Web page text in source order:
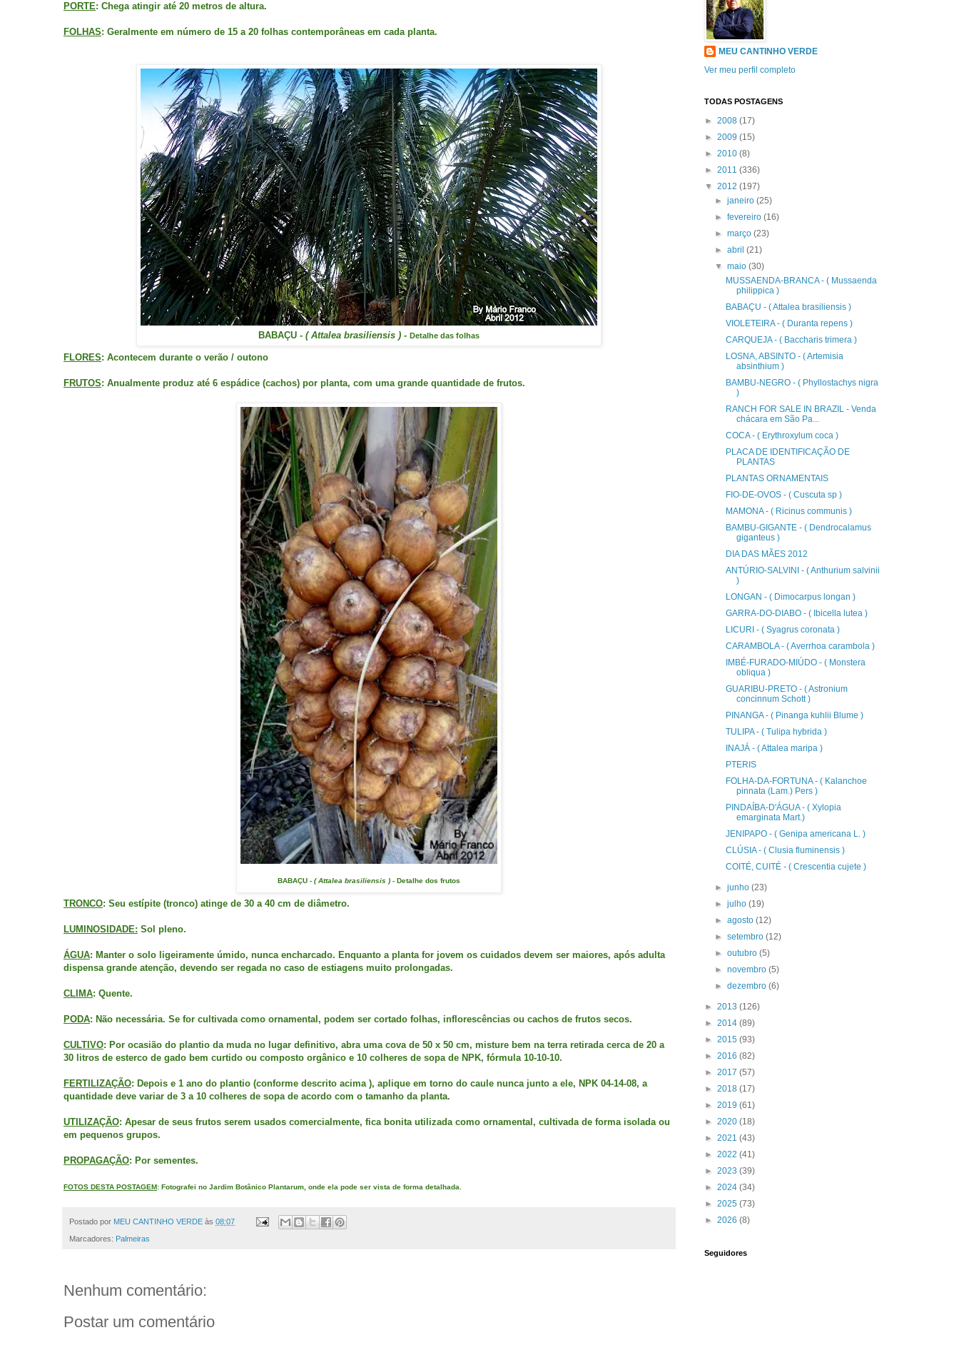
PORTE: Chega atingir até 20 metros de altura.
FOLHAS: Geralmente em número de 15 a 20 folhas contemporâneas em cada planta.
BABAÇU - ( Attalea brasiliensis ) - Detalhe das folhas
FLORES: Acontecem durante o verão / outono
FRUTOS: Anualmente produz até 6 espádice (cachos) por planta, com uma grande quantidade de frutos.
BABAÇU - ( Attalea brasiliensis ) - Detalhe dos frutos
TRONCO: Seu estípite (tronco) atinge de 30 a 40 cm de diâmetro.
LUMINOSIDADE: Sol pleno.
ÁGUA: Manter o solo ligeiramente úmido, nunca encharcado. Enquanto a planta for jovem os cuidados devem ser maiores, após adulta
dispensa grande atenção, devendo ser regada no caso de estiagens muito prolongadas.
CLIMA: Quente.
PODA: Não necessária. Se for cultivada como ornamental, podem ser cortado folhas, inflorescências ou cachos de frutos secos.
CULTIVO: Por ocasião do plantio da muda no lugar definitivo, abra uma cova de 50 x 50 cm, misture bem na terra retirada cerca de 20 a
30 litros de esterco de gado bem curtido ou composto orgânico e 10 colheres de sopa de NPK, fórmula 10-10-10.
FERTILIZAÇÃO: Depois e 1 ano do plantio (conforme descrito acima ), aplique em torno do caule nunca junto a ele, NPK 04-14-08, a
quantidade deve variar de 3 a 10 colheres de sopa de acordo com o tamanho da planta.
UTILIZAÇÃO: Apesar de seus frutos serem usados comercialmente, fica bonita utilizada como ornamental, cultivada de forma isolada ou
em pequenos grupos.
PROPAGAÇÃO: Por sementes.
FOTOS DESTA POSTAGEM: Fotografei no Jardim Botânico Plantarum, onde ela pode ser vista de forma detalhada.
Postado por MEU CANTINHO VERDE às 08:07
Marcadores: Palmeiras
Nenhum comentário:
Postar um comentário
MEU CANTINHO VERDE
Ver meu perfil completo
TODAS POSTAGENS
► 2008 (17)
► 2009 (15)
► 2010 (8)
► 2011 (336)
▼ 2012 (197)
►janeiro(25)
►fevereiro(16)
►março(23)
►abril(21)
▼maio(30)
MUSSAENDA-BRANCA - ( Mussaenda
philippica )
BABAÇU - ( Attalea brasiliensis )
VIOLETEIRA - ( Duranta repens )
CARQUEJA - ( Baccharis trimera )
LOSNA, ABSINTO - ( Artemisia
absinthium )
BAMBU-NEGRO - ( Phyllostachys nigra
)
RANCH FOR SALE IN BRAZIL - Venda
chácara em São Pa...
COCA - ( Erythroxylum coca )
PLACA DE IDENTIFICAÇÃO DE
PLANTAS
PLANTAS ORNAMENTAIS
FIO-DE-OVOS - ( Cuscuta sp )
MAMONA - ( Ricinus communis )
BAMBU-GIGANTE - ( Dendrocalamus
giganteus )
DIA DAS MÃES 2012
ANTÚRIO-SALVINI - ( Anthurium salvinii
)
LONGAN - ( Dimocarpus longan )
GARRA-DO-DIABO - ( Ibicella lutea )
LICURI - ( Syagrus coronata )
CARAMBOLA - ( Averrhoa carambola )
IMBÉ-FURADO-MIÚDO - ( Monstera
obliqua )
GUARIBU-PRETO - ( Astronium
concinnum Schott )
PINANGA - ( Pinanga kuhlii Blume )
TULIPA - ( Tulipa hybrida )
INAJÁ - ( Attalea maripa )
PTERIS
FOLHA-DA-FORTUNA - ( Kalanchoe
pinnata (Lam.) Pers )
PINDAÍBA-D'ÁGUA - ( Xylopia
emarginata Mart.)
JENIPAPO - ( Genipa americana L. )
CLÚSIA - ( Clusia fluminensis )
COITÉ, CUITÉ - ( Crescentia cujete )
►junho(23)
►julho(19)
►agosto(12)
►setembro(12)
►outubro(5)
►novembro(5)
►dezembro(6)
► 2013 (126)
► 2014 (89)
► 2015 (93)
► 2016 (82)
► 2017 (57)
► 2018 (17)
► 2019 (61)
► 2020 (18)
► 2021 (43)
► 2022 (41)
► 2023 (39)
► 2024 (34)
► 2025 (73)
► 2026 (8)
Seguidores